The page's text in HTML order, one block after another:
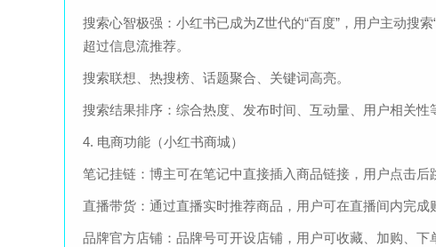
搜索心智极强：小红书已成为Z世代的“百度”，用户主动搜索
超过信息流推荐。
搜索联想、热搜榜、话题聚合、关键词高亮。
搜索结果排序：综合热度、发布时间、互动量、用户相关性
4. 电商功能（小红书商城）
笔记挂链：博主可在笔记中直接插入商品链接，用户点击后
直播带货：通过直播实时推荐商品，用户可在直播间内完成
品牌官方店铺：品牌号可开设店铺，用户可收藏、加购、下